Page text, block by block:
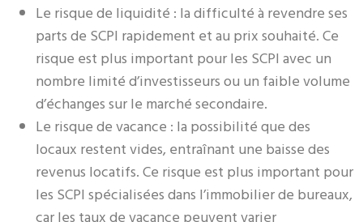
Le risque de liquidité : la difficulté à revendre ses
parts de SCPI rapidement et au prix souhaité. Ce
risque est plus important pour les SCPI avec un
nombre limité d’investisseurs ou un faible volume
d’échanges sur le marché secondaire.
Le risque de vacance : la possibilité que des
locaux restent vides, entraînant une baisse des
revenus locatifs. Ce risque est plus important pour
les SCPI spécialisées dans l’immobilier de bureaux,